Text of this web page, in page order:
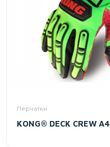
Перчатки
KONG® DECK CREW A4